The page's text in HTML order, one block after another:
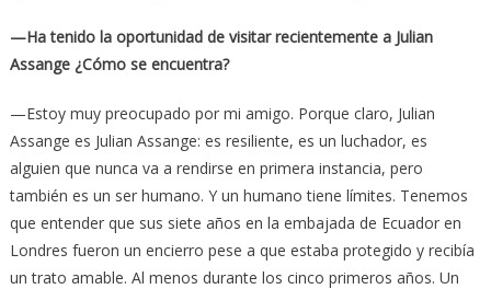
—Ha tenido la oportunidad de visitar recientemente a Julian
Assange ¿Cómo se encuentra?
—Estoy muy preocupado por mi amigo. Porque claro, Julian
Assange es Julian Assange: es resiliente, es un luchador, es
alguien que nunca va a rendirse en primera instancia, pero
también es un ser humano. Y un humano tiene límites. Tenemos
que entender que sus siete años en la embajada de Ecuador en
Londres fueron un encierro pese a que estaba protegido y recibía
un trato amable. Al menos durante los cinco primeros años. Un